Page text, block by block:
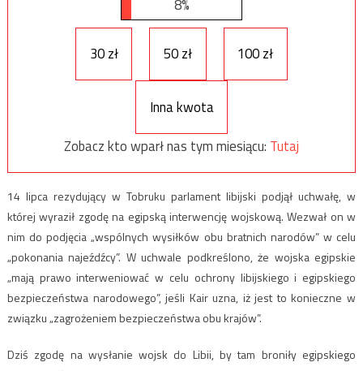
8%
30 zł 50 zł 100 zł
Inna kwota
Zobacz kto wparł nas tym miesiącu: Tutaj
14 lipca rezydujący w Tobruku parlament libijski podjął uchwałę, w
której wyraził zgodę na egipską interwencję wojskową. Wezwał on w
nim do podjęcia „wspólnych wysiłków obu bratnich narodów” w celu
„pokonania najeźdźcy”. W uchwale podkreślono, że wojska egipskie
„mają prawo interweniować w celu ochrony libijskiego i egipskiego
bezpieczeństwa narodowego”, jeśli Kair uzna, iż jest to konieczne w
związku „zagrożeniem bezpieczeństwa obu krajów”.
Dziś zgodę na wysłanie wojsk do Libii, by tam broniły egipskiego